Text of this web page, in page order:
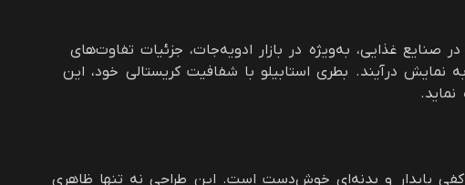
غذایی، به‌ویژه در بازار ادویه‌جات، جزئیات تفاوت‌های
نمایش درآیند. بطری استابیلو با شفافیت کریستالی خود، این
کفی پایدار و بدنه‌ای خوش‌دست است. این طراحی نه تنها ظاهری